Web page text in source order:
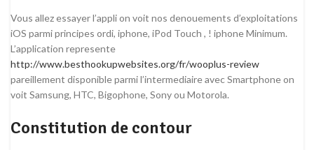
Vous allez essayer l’appli on voit nos denouements d’exploitations
iOS parmi principes ordi, iphone, iPod Touch , ! iphone Minimum.
L’application represente
http://www.besthookupwebsites.org/fr/wooplus-review
pareillement disponible parmi l’intermediaire avec Smartphone on
voit Samsung, HTC, Bigophone, Sony ou Motorola.
Constitution de contour